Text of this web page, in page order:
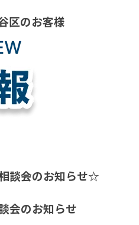
区のお客様
談会のお知らせ☆
会のお知らせ